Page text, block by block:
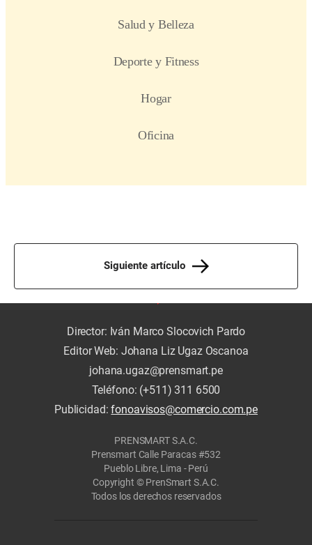
Siguiente artículo
Director: Iván Marco Slocovich Pardo
Editor Web: Johana Liz Ugaz Oscanoa
johana.ugaz@prensmart.pe
Teléfono: (+511) 311 6500
Publicidad:fonoavisos@comercio.com.pe
PRENSMART S.A.C.
Prensmart Calle Paracas #532
Pueblo Libre, Lima - Perú
Copyright © PrenSmart S.A.C.
Todos los derechos reservados